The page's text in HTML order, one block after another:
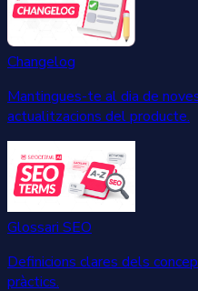
Changelog
Mantingues-te al dia de
actualitzacions del producte.
Glossari SEO
Definicions clares dels
pràctics.